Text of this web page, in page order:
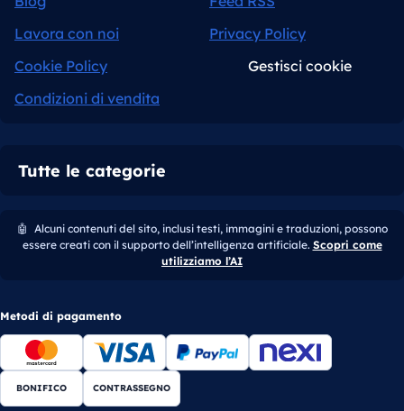
Lavora con noi
Privacy Policy
Cookie Policy
Gestisci cookie
Condizioni di vendita
Tutte le categorie
🤖 Alcuni contenuti del sito, inclusi testi, immagini e traduzioni, possono
essere creati con il supporto dell’intelligenza artificiale. Scopri come
utilizziamo l’AI
Metodi di pagamento
BONIFICO CONTRASSEGNO